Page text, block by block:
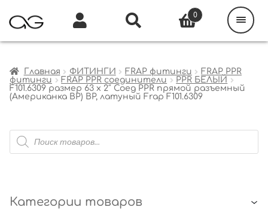
Главная ФИТИНГИ FRAP фитинги
FRAP PPR
фитинги
FRAP PPR соединители
PPR БЕЛЫЙ
F101.6309 размер 63 x 2″ Соед PPR прямой разъемный
(Американка ВР) ВР, латуный Frap F101.6309
Поиск
товаров
Категории товаров
0